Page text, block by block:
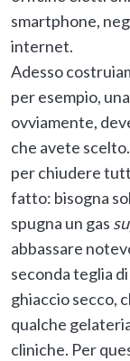
smartphone,
internet.
Adesso
per esempio, una
ovviamente,
che avete
per chiudere
fatto: bisogna
spugna un gas
abbassare
seconda teglia
ghiaccio secco,
qualche
cliniche. Per